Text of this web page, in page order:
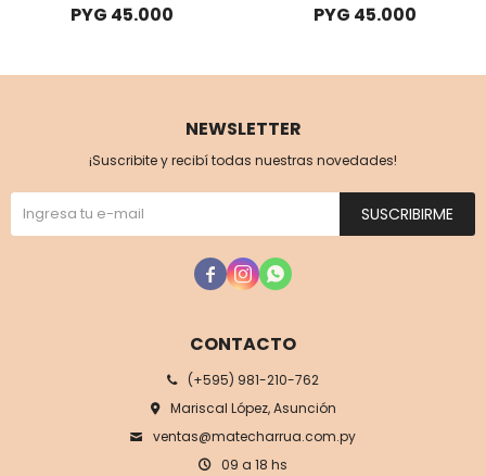
PYG 45.000 PYG 45.000
CONTACTO
(+595) 981-210-762
Mariscal López, Asunción
ventas@matecharrua.com.py
09 a 18 hs
NEWSLETTER
¡Suscribite y recibí todas nuestras novedades!
SUSCRIBIRME
  